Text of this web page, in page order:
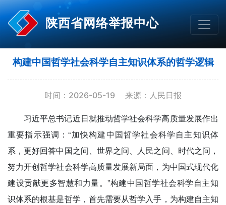
陕西省网络举报中心
构建中国哲学社会科学自主知识体系的哲学逻辑
时间：2026-05-19 来源：人民日报
习近平总书记近日就推动哲学社会科学高质量发展作出
重要指示强调：“加快构建中国哲学社会科学自主知识体
系，更好回答中国之问、世界之问、人民之问、时代之问，
努力开创哲学社会科学高质量发展新局面，为中国式现代化
建设贡献更多智慧和力量。”构建中国哲学社会科学自主知
识体系的根基是哲学，首先需要从哲学入手，为构建自主知